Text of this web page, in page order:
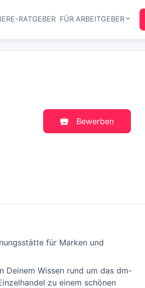
Navigation
RATGEBER FÜR ARBEITGEBER
Bewerben
für Marken und
Deinem Wissen rund um das dm-
zu einem schönen